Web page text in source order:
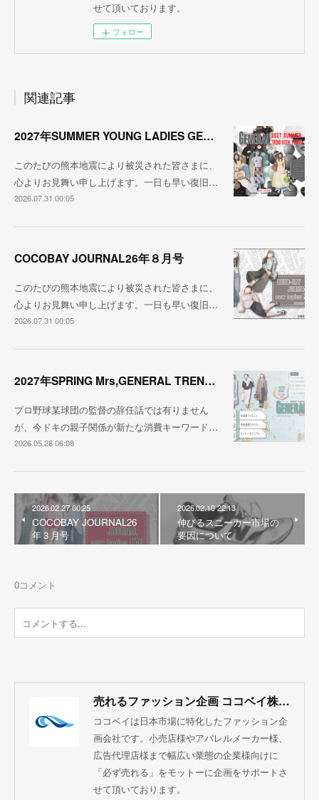
せて頂いております。
フォロー
関連記事
2027年SUMMER YOUNG LADIES GENERAL TREND
このたびの熊本地震により被災された皆さまに、
心よりお見舞い申し上げます。一日も早い復旧…
2026.07.31 00:05
COCOBAY JOURNAL26年８月号
このたびの熊本地震により被災された皆さまに、
心よりお見舞い申し上げます。一日も早い復旧…
2026.07.31 00:05
2027年SPRING Mrs,GENERAL TREND BOOK
プロ野球某球団の監督の辞任話では有りません
が、今ドキの親子関係が新たな消費キーワード…
2026.05.28 06:08
2026.02.27 00:25
COCOBAY JOURNAL26
年３月号
2026.02.10 22:13
伸びるスニーカー市場の
要因について
0コメント
売れるファッション企画 ココベイ株式会社
ココベイは日本市場に特化したファッション企
画会社です。小売店様やアパレルメーカー様、
広告代理店様まで幅広い業態の企業様向けに
「必ず売れる」をモットーに企画をサポートさ
せて頂いております。